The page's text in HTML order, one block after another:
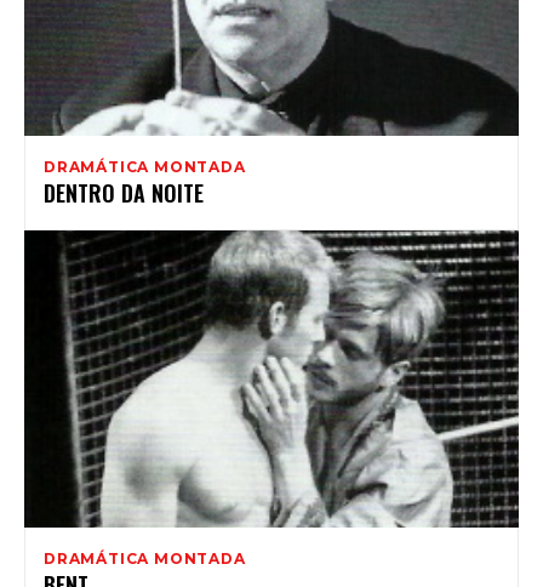
DRAMÁTICA MONTADA
DENTRO DA NOITE
DRAMÁTICA MONTADA